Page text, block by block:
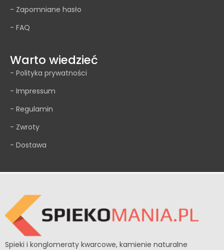
- Zapomniane hasło
- FAQ
Warto wiedzieć
- Polityka prywatności
- Impressum
- Regulamin
- Zwroty
- Dostawa
Spieki i konglomeraty kwarcowe, kamienie naturalne